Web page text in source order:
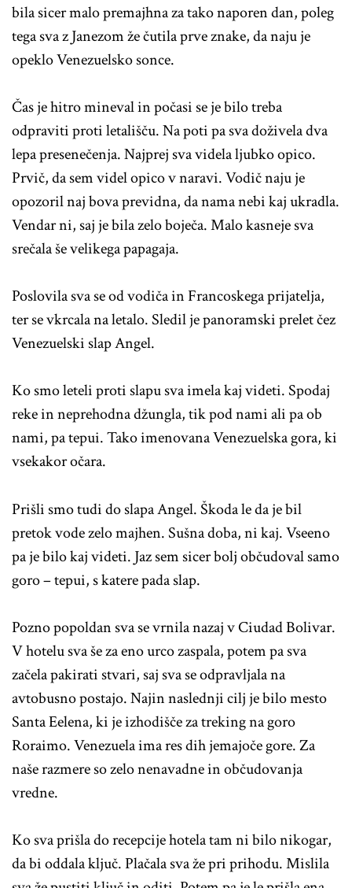
bila sicer malo premajhna za tako naporen dan, poleg
tega sva z Janezom že čutila prve znake, da naju je
opeklo Venezuelsko sonce.
Čas je hitro mineval in počasi se je bilo treba
odpraviti proti letališču. Na poti pa sva doživela dva
lepa presenečenja. Najprej sva videla ljubko opico.
Prvič, da sem videl opico v naravi. Vodič naju je
opozoril naj bova previdna, da nama nebi kaj ukradla.
Vendar ni, saj je bila zelo boječa. Malo kasneje sva
srečala še velikega papagaja.
Poslovila sva se od vodiča in Francoskega prijatelja,
ter se vkrcala na letalo. Sledil je panoramski prelet čez
Venezuelski slap Angel.
Ko smo leteli proti slapu sva imela kaj videti. Spodaj
reke in neprehodna džungla, tik pod nami ali pa ob
nami, pa tepui. Tako imenovana Venezuelska gora, ki
vsekakor očara.
Prišli smo tudi do slapa Angel. Škoda le da je bil
pretok vode zelo majhen. Sušna doba, ni kaj. Vseeno
pa je bilo kaj videti. Jaz sem sicer bolj občudoval samo
goro – tepui, s katere pada slap.
Pozno popoldan sva se vrnila nazaj v Ciudad Bolivar.
V hotelu sva še za eno urco zaspala, potem pa sva
začela pakirati stvari, saj sva se odpravljala na
avtobusno postajo. Najin naslednji cilj je bilo mesto
Santa Eelena, ki je izhodišče za treking na goro
Roraimo. Venezuela ima res dih jemajoče gore. Za
naše razmere so zelo nenavadne in občudovanja
vredne.
Ko sva prišla do recepcije hotela tam ni bilo nikogar,
da bi oddala ključ. Plačala sva že pri prihodu. Mislila